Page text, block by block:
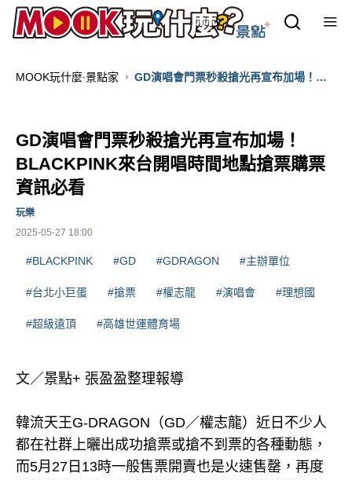
MOOK玩什麼‧景點家
GD演唱會門票秒殺搶光再宣布加場！
GD演唱會門票秒殺搶光再宣布加場！
BLACKPINK來台開唱時間地點搶票購票
資訊必看
2025-05-27 18:00
玩樂
#BLACKPINK #GD #GDRAGON #主辦單位
#台北小巨蛋 #搶票 #權志龍 #演唱會 #理想國
#超級遠頂 #高雄世運體育場
文／景點+ 張盈盈整理報導
韓流天王G-DRAGON（GD／權志龍）近日不少人
都在社群上曬出成功搶票或搶不到票的各種動態，
而5月27日13時一般售票開賣也是火速售罄，再度